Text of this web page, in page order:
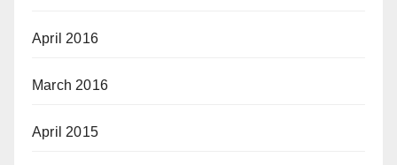
April 2016
March 2016
April 2015